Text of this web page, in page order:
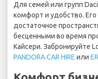
Для семей или групп
комфорт и удобство.
достаточное
бесценными во время
Кайсери. Забронируйте
PANDORA CAR HIRE или